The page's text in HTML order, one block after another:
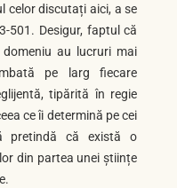
celor discutați aici, a se
501. Desigur, faptul că
au lucruri mai
pe larg fiecare
tipărită în regie
ce îi determină pe cei
pretindă că există o
din partea unei științe